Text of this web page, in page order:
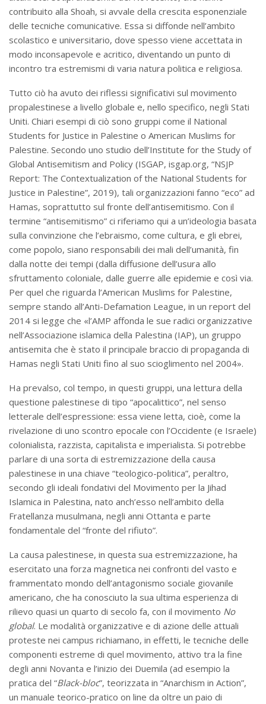
contribuito alla Shoah, si avvale della crescita esponenziale
delle tecniche comunicative. Essa si diffonde nell’ambito
scolastico e universitario, dove spesso viene accettata in
modo inconsapevole e acritico, diventando un punto di
incontro tra estremismi di varia natura politica e religiosa.
Tutto ciò ha avuto dei riflessi significativi sul movimento
propalestinese a livello globale e, nello specifico, negli Stati
Uniti. Chiari esempi di ciò sono gruppi come il National
Students for Justice in Palestine o American Muslims for
Palestine. Secondo uno studio dell’Institute for the Study of
Global Antisemitism and Policy (ISGAP, isgap.org, “NSJP
Report: The Contextualization of the National Students for
Justice in Palestine”, 2019), tali organizzazioni fanno “eco” ad
Hamas, soprattutto sul fronte dell’antisemitismo. Con il
termine “antisemitismo” ci riferiamo qui a un’ideologia basata
sulla convinzione che l’ebraismo, come cultura, e gli ebrei,
come popolo, siano responsabili dei mali dell’umanità, fin
dalla notte dei tempi (dalla diffusione dell’usura allo
sfruttamento coloniale, dalle guerre alle epidemie e così via.
Per quel che riguarda l’American Muslims for Palestine,
sempre stando all’Anti-Defamation League, in un report del
2014 si legge che «l’AMP affonda le sue radici organizzative
nell’Associazione islamica della Palestina (IAP), un gruppo
antisemita che è stato il principale braccio di propaganda di
Hamas negli Stati Uniti fino al suo scioglimento nel 2004».
Ha prevalso, col tempo, in questi gruppi, una lettura della
questione palestinese di tipo “apocalittico”, nel senso
letterale dell’espressione: essa viene letta, cioè, come la
rivelazione di uno scontro epocale con l’Occidente (e Israele)
colonialista, razzista, capitalista e imperialista. Si potrebbe
parlare di una sorta di estremizzazione della causa
palestinese in una chiave “teologico-politica”, peraltro,
secondo gli ideali fondativi del Movimento per la Jihad
Islamica in Palestina, nato anch’esso nell’ambito della
Fratellanza musulmana, negli anni Ottanta e parte
fondamentale del “fronte del rifiuto”.
La causa palestinese, in questa sua estremizzazione, ha
esercitato una forza magnetica nei confronti del vasto e
frammentato mondo dell’antagonismo sociale giovanile
americano, che ha conosciuto la sua ultima esperienza di
rilievo quasi un quarto di secolo fa, con il movimento No
global. Le modalità organizzative e di azione delle attuali
proteste nei campus richiamano, in effetti, le tecniche delle
componenti estreme di quel movimento, attivo tra la fine
degli anni Novanta e l’inizio dei Duemila (ad esempio la
pratica del “Black-bloc”, teorizzata in “Anarchism in Action”,
un manuale teorico-pratico on line da oltre un paio di